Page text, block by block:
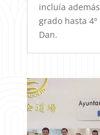
incluía
grado hasta 4º
Dan.